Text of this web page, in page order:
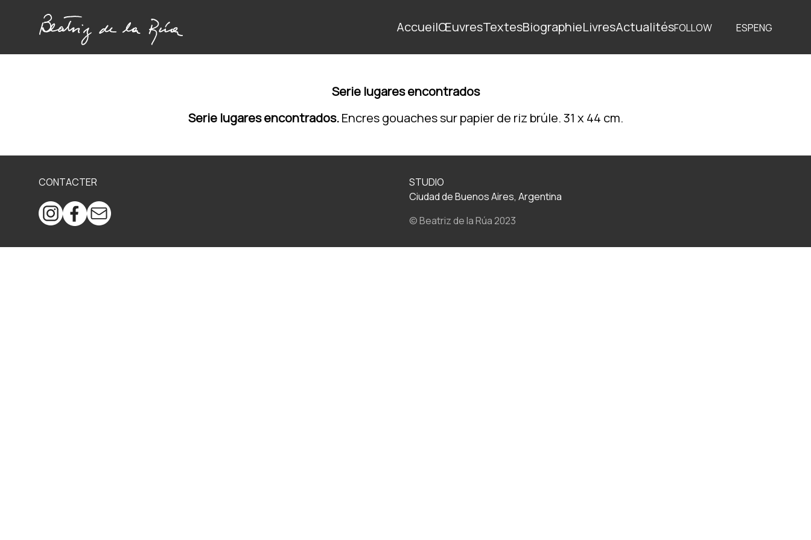
AccueilŒuvresTextesBiographieLivresActualitésFOLLOW ESPENG
Serie lugares encontrados
Serie lugares encontrados.Encres gouaches sur papier de riz brúle. 31 x 44 cm.
CONTACTER
STUDIO
Ciudad de Buenos Aires, Argentina
© Beatriz de la Rúa 2023